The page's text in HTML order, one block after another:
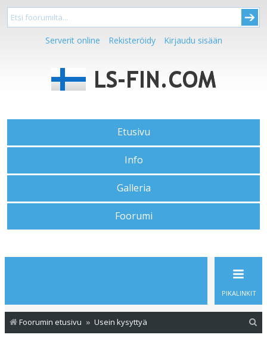
Serverit online Rekisteröidy Kirjaudu sisään
Etusivu
Info
Galleria
Foorumi
PIKALINKIT
Foorumin etusivu Usein kysyttyä